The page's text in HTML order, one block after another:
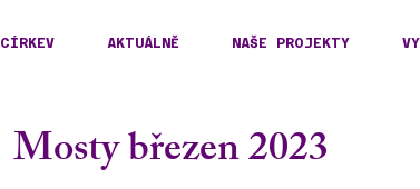
CÍRKEV AKTUÁLNĚ NAŠE PROJEKTY
Mosty březen 2023